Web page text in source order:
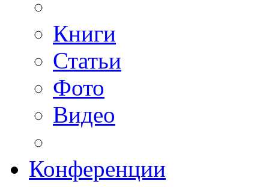
Книги
Статьи
Фото
Видео
Конференции